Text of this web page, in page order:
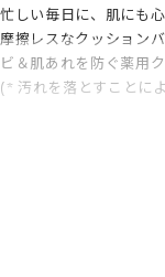
忙しい毎日に、肌にも
摩擦レスなクッション
ビ＆肌あれを防ぐ薬用
(* 汚れを落とすことに